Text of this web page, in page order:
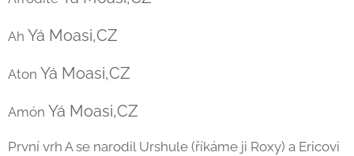
Ah Yá Moasi,CZ
Aton Yá Moasi,CZ
Amón Yá Moasi,CZ
První vrh A se narodil Urshule (říkáme ji Roxy) a Ericovi